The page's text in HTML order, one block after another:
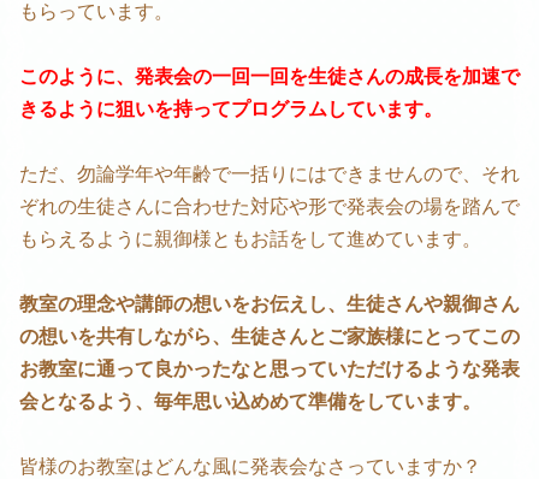
もらっています。
このように、発表会の一回一回を生徒さんの成長を加速で
きるように狙いを持ってプログラムしています。
ただ、勿論学年や年齢で一括りにはできませんので、それ
ぞれの生徒さんに合わせた対応や形で発表会の場を踏んで
もらえるように親御様ともお話をして進めています。
教室の理念や講師の想いをお伝えし、生徒さんや親御さん
の想いを共有しながら、生徒さんとご家族様にとってこの
お教室に通って良かったなと思っていただけるような発表
会となるよう、毎年思い込めめて準備をしています。
皆様のお教室はどんな風に発表会なさっていますか？